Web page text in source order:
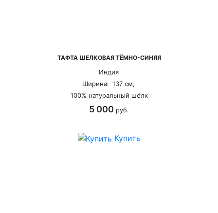
ТАФТА ШЕЛКОВАЯ ТЁМНО-СИНЯЯ
Индия
Ширина: 137 см,
100% натуральный шёлк
5 000руб.
Купить